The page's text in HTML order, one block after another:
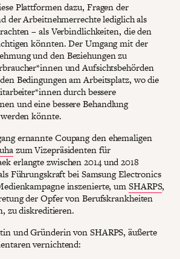
Plattformen dazu, Fragen der
der Arbeitnehmerrechte lediglich als
– als Verbindlichkeiten, die den
könnten. Der Umgang mit der
und den Beziehungen zu
und Aufsichtsbehörden
Bedingungen am Arbeitsplatz, wo die
durch bessere
und eine bessere Behandlung
könnte.
ernannte Coupang den ehemaligen
zum Vizepräsidenten für
erlangte zwischen 2014 und 2018
Führungskraft bei Samsung Electronics
inszenierte, umSHARPS,
der Opfer von Berufskrankheiten
zu diskreditieren.
und Gründerin von SHARPS, äußerte
vernichtend: